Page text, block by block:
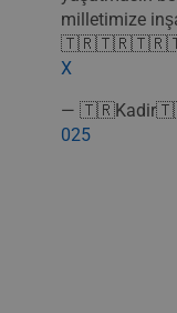
milletimize
X
— 🇹🇷Kadir🇹🇷
025